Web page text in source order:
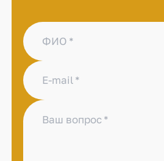
ФИО
E-mail
Ваш вопрос